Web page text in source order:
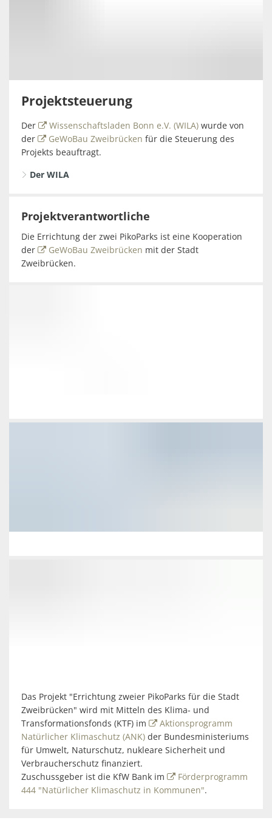
Projektsteuerung
Der Wissenschaftsladen Bonn e.V. (WILA)wurde von
der
GeWoBau Zweibrücken für die Steuerung des
Projekts beauftragt.
Der WILA
Projektverantwortliche
Die Errichtung der zwei PikoParks ist eine Kooperation
der
GeWoBau Zweibrücken mit der Stadt
Zweibrücken.
Das Projekt "Errichtung zweier PikoParks für die Stadt
Zweibrücken" wird mit Mitteln des Klima- und
Transformationsfonds (KTF) im
Aktionsprogramm
Natürlicher Klimaschutz (ANK) der Bundesministeriums
für Umwelt, Naturschutz, nukleare Sicherheit und
Verbraucherschutz finanziert.
Zuschussgeber ist die KfW Bank im
Förderprogramm
444 "Natürlicher Klimaschutz in Kommunen".